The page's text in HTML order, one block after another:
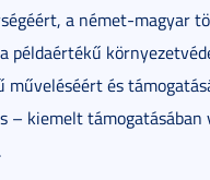
a német-magyar
példaértékű
és
– kiemelt